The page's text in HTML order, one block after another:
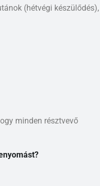
(hétvégi készülődés),
minden résztvevő